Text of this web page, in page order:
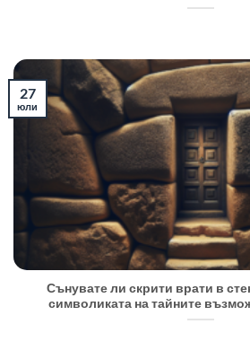
Сънувате ли скрити врати в
символиката на тайните
27
юли